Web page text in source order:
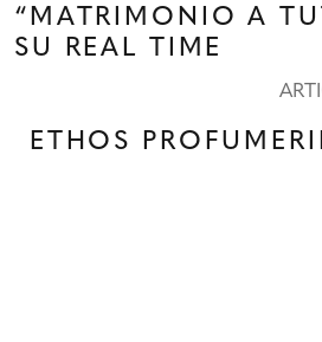
“MATRIMONIO A
SU REAL TIME
ETHOS